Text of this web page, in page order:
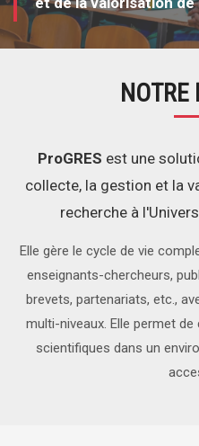
NOTRE
ProGRES est une
collecte, la gestion et la
recherche à
Elle gère le cycle de vie
enseignants-chercheurs,
brevets, partenariats, etc.,
multi-niveaux. Elle permet
scientifiques dans un